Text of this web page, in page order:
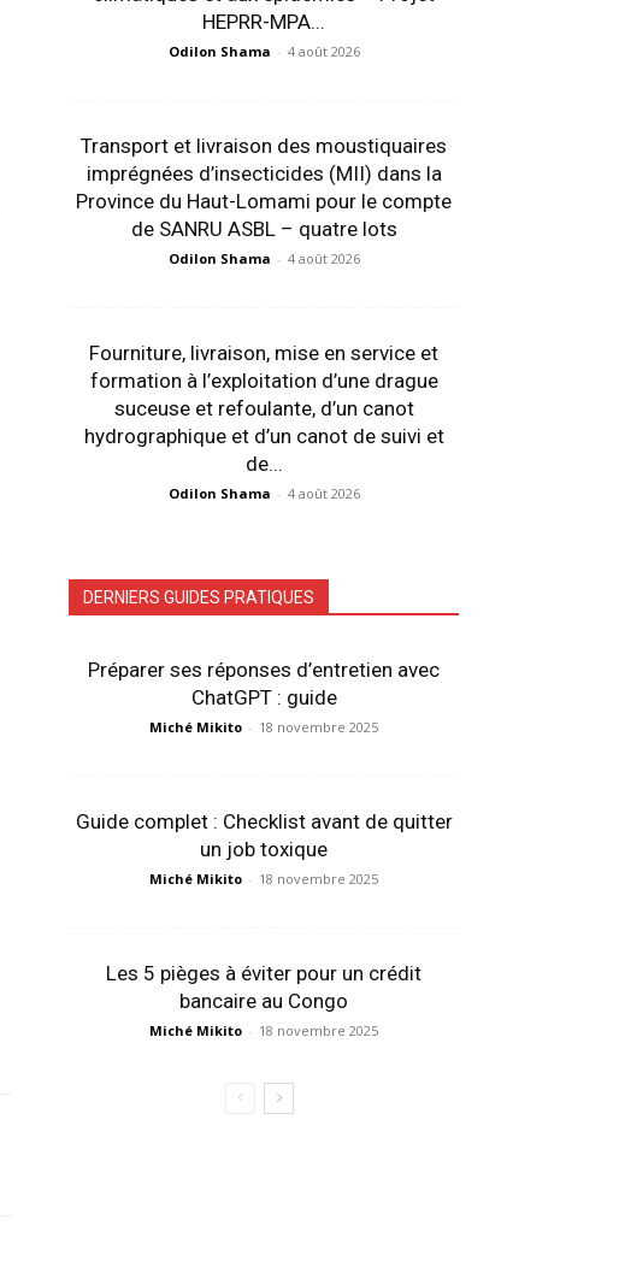
HEPRR-MPA...
Odilon Shama - 4 août 2026
Transport et livraison des moustiquaires
imprégnées d’insecticides (MII) dans la
Province du Haut-Lomami pour le compte
de SANRU ASBL – quatre lots
Odilon Shama - 4 août 2026
Fourniture, livraison, mise en service et
formation à l’exploitation d’une drague
suceuse et refoulante, d’un canot
hydrographique et d’un canot de suivi et
de...
Odilon Shama - 4 août 2026
DERNIERS GUIDES PRATIQUES
Préparer ses réponses d’entretien avec
ChatGPT : guide
Miché Mikito - 18 novembre 2025
Guide complet : Checklist avant de quitter
un job toxique
Miché Mikito - 18 novembre 2025
Les 5 pièges à éviter pour un crédit
bancaire au Congo
Miché Mikito - 18 novembre 2025